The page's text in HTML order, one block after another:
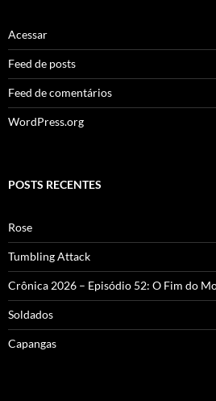
Acessar
Feed de posts
Feed de comentários
WordPress.org
POSTS RECENTES
Rose
Tumbling Attack
Crônica 2026 – Episódio 52: O Fim do
Soldados
Capangas